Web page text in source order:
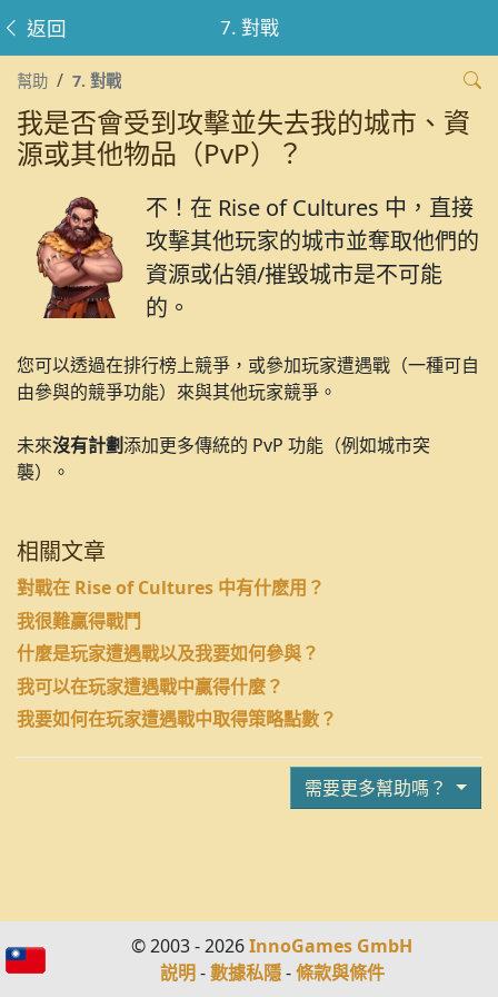
7. 對戰
返回
幫助 7. 對戰
我是否會受到攻擊並失去我的城市、資
源或其他物品（PvP）？
不！在 Rise of Cultures 中，直接
攻擊其他玩家的城市並奪取他們的
資源或佔領/摧毀城市是不可能
的。
您可以透過在排行榜上競爭，或參加玩家遭遇戰（一種可自
由參與的競爭功能）來與其他玩家競爭。
未來沒有計劃添加更多傳統的 PvP 功能（例如城市突
襲）。
相關文章
對戰在 Rise of Cultures 中有什麽用？
我很難贏得戰鬥
什麼是玩家遭遇戰以及我要如何參與？
我可以在玩家遭遇戰中贏得什麼？
我要如何在玩家遭遇戰中取得策略點數？
需要更多幫助嗎？
© 2003 - 2026InnoGames GmbH
説明-數據私隱-條款與條件